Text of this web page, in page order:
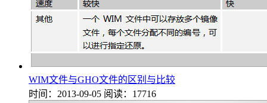
WIM文件与GHO文件的区别与比较
时间：2013-09-05 阅读：17716